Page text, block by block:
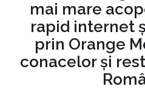
mai mare
rapid internet
prin Orange
conacelor și